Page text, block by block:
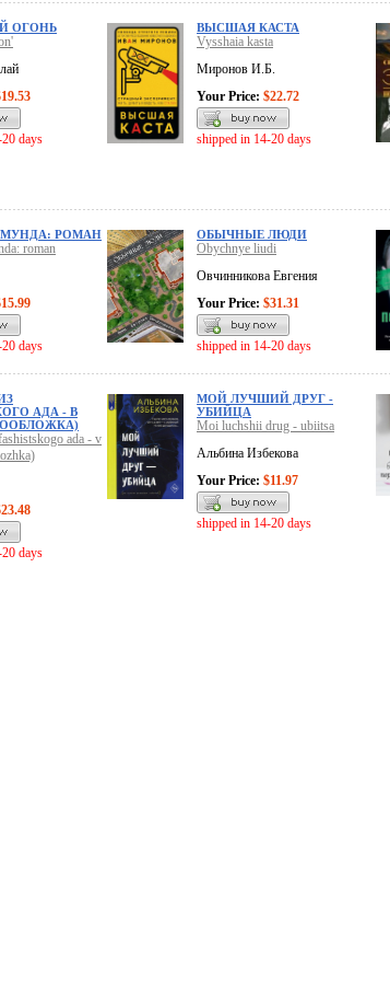
ОГОНЬ
days
ВЫСШАЯ КАСТА
Vysshaia kasta
Миронов И.Б.
Your Price: $22.72
shipped in 14-20 days
РОМАН
roman
days
ОБЫЧНЫЕ ЛЮДИ
Obychnye liudi
Овчинникова Евгения
Your Price: $31.31
shipped in 14-20 days
АДА - В
ada - v
days
МОЙ ЛУЧШИЙ ДРУГ -
УБИЙЦА
Moi luchshii drug - ubiitsa
Альбина Избекова
Your Price: $11.97
shipped in 14-20 days